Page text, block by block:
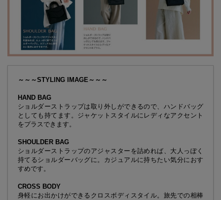
～～～STYLING IMAGE～～～
HAND BAG
ショルダーストラップは取り外しができるので、ハンドバッグ
としても持てます。ジャケットスタイルにレディなアクセント
をプラスできます。
SHOULDER BAG
ショルダーストラップのアジャスターを詰めれば、大人っぽく
持てるショルダーバッグに。カジュアルに持ちたい気分におす
すめです。
CROSS BODY
身軽にお出かけができるクロスボディスタイル。旅先での相棒